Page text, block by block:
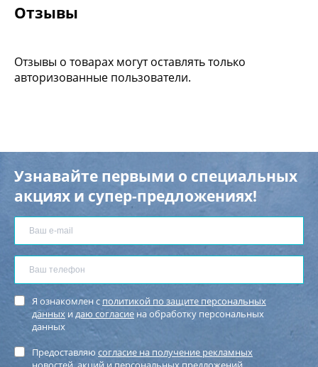
Отзывы
Отзывы о товарах могут оставлять только
авторизованные пользователи.
Узнавайте первыми о специальных
акциях и супер-предложениях!
Я ознакомлен с политикой по защите персональных
данных идаю согласие на обработку персональных
данных
Предоставляю согласие на получение рекламных